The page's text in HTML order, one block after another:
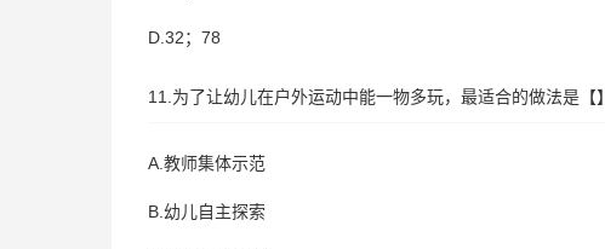
D.32；78
11.为了让幼儿在户外运动中能一物多玩，最适合的做法是【】
A.教师集体示范
B.幼儿自主探索